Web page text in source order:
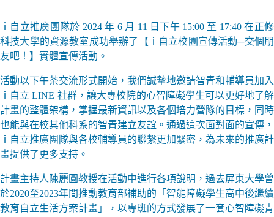
ｉ自立推廣團隊於 2024 年 6 月 11 日下午 15:00 至 17:40 在正修
科技大學的資源教室成功舉辦了【ｉ自立校園宣傳活動─交個朋
友吧！】實體宣傳活動。
活動以下午茶交流形式開始，我們誠摯地邀請智青和輔導員加入
ｉ自立 LINE 社群，讓大專校院的心智障礙學生可以更好地了解
計畫的整體架構，掌握最新資訊以及各個培力營隊的目標，同時
也能與在校其他科系的智青建立友誼。通過這次面對面的宣傳，
ｉ自立推廣團隊與各校輔導員的聯繫更加緊密，為未來的推廣計
畫提供了更多支持。
計畫主持人陳麗圓教授在活動中進行各項說明，過去屏東大學曾
於2020至2023年間推動教育部補助的「智能障礙學生高中後繼續
教育自立生活方案計畫」，以專班的方式發展了一套心智障礙青